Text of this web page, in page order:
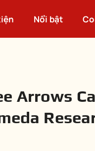
Nổi bật
Arrows